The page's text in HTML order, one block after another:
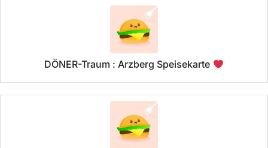
DÖNER-Traum : Arzberg Speisekarte